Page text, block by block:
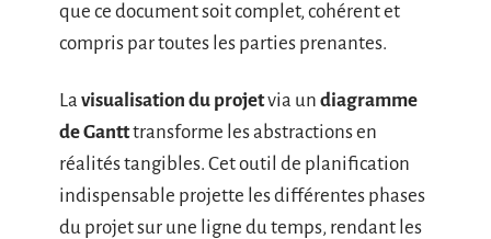
que ce document soit complet, cohérent et
compris par toutes les parties prenantes.
La visualisation du projetvia un diagramme
de Gantttransforme les abstractions en
réalités tangibles. Cet outil de planification
indispensable projette les différentes phases
du projet sur une ligne du temps, rendant les